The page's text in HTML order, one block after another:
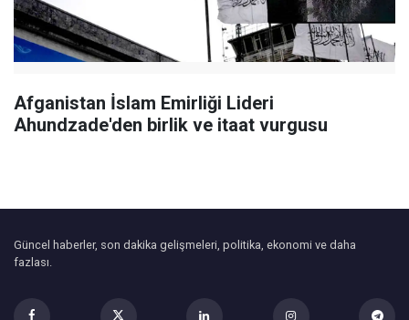
Afganistan İslam Emirliği Lideri
Ahundzade'den birlik ve itaat vurgusu
Güncel haberler, son dakika gelişmeleri, politika, ekonomi ve daha
fazlası.